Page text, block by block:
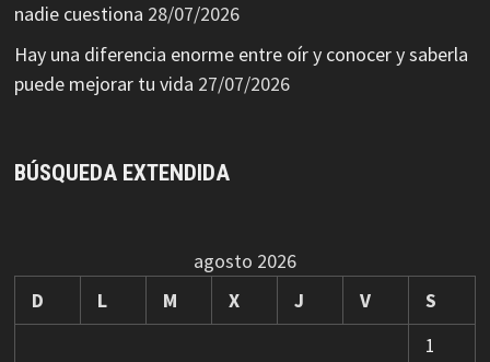
nadie cuestiona 28/07/2026
Hay una diferencia enorme entre oír y conocer y saberla
puede mejorar tu vida 27/07/2026
BÚSQUEDA EXTENDIDA
agosto 2026
D
L M X J V
S
1